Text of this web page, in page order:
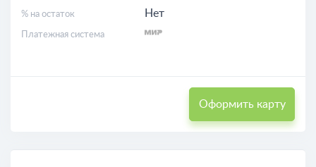
% на остаток Нет
Платежная система
Оформить карту